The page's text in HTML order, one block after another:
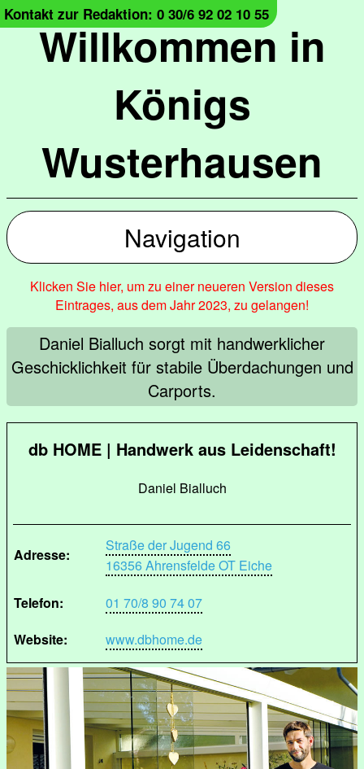
Willkommen in
Königs
Wusterhausen
Kontakt zur Redaktion: 0 30/6 92 02 10 55
Navigation
Klicken Sie hier, um zu einer neueren Version dieses
Eintrages, aus dem Jahr 2023, zu gelangen!
Daniel Bialluch sorgt mit handwerklicher
Geschicklichkeit für stabile Überdachungen und
Carports.
db HOME | Handwerk aus Leidenschaft!
Daniel Bialluch
Adresse:
Straße der Jugend 66
16356 Ahrensfelde OT Eiche
Telefon:
01 70/8 90 74 07
Website:
www.dbhome.de